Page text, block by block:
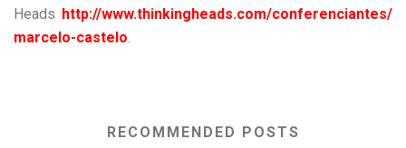
Heads http://www.thinkingheads.com/conferenciantes/
marcelo-castelo.
RECOMMENDED POSTS